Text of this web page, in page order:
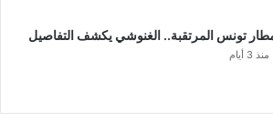
تونس المرتقبة.. الغنوشي يكشف التفاصيل
منذ 3 أيام